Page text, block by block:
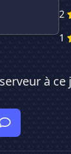
2
1
à ce